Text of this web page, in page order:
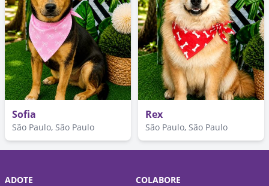
Sofia
São Paulo, São Paulo
Rex
São Paulo, São Paulo
ADOTE
COLABORE